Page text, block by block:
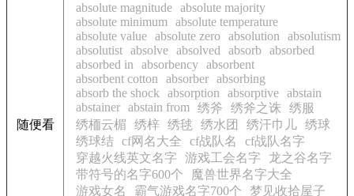
随便看
absolute magnitude absolute majority
absolute minimum
absolute temperature
absolute value absolute zero absolution
absolutism
absolutist absolve absolved absorb absorbed
absorbed in
absorbency absorbent
absorbent cotton
absorber absorbing
absorb the shock
absorption absorptive abstain
abstainer abstain from 绣斧 绣斧之诛 绣服
绣栭云楣
绣梓 绣毬 绣水团 绣汗巾儿 绣球
绣球结 cf网名大全 cf战队名
cf战队名字
穿越火线英文名字
游戏工会名字
龙之谷名字
带符号的名字600个
魔兽世界名字大全
游戏女名
霸气游戏名字700个
梦见收拾屋子